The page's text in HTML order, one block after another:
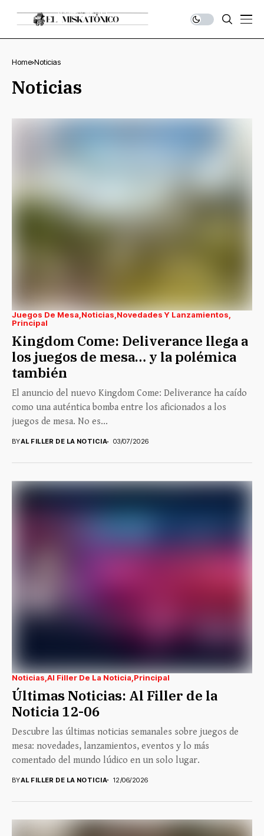
Home Noticias
Noticias
Juegos De Mesa Noticias Novedades Y Lanzamientos
Principal
Kingdom Come: Deliverance llega a
los juegos de mesa… y la polémica
también
El anuncio del nuevo Kingdom Come: Deliverance ha caído
como una auténtica bomba entre los aficionados a los
juegos de mesa. No es...
BYAL FILLER DE LA NOTICIA 03/07/2026
Noticias Al Filler De La Noticia Principal
Últimas Noticias: Al Filler de la
Noticia 12-06
Descubre las últimas noticias semanales sobre juegos de
mesa: novedades, lanzamientos, eventos y lo más
comentado del mundo lúdico en un solo lugar.
BYAL FILLER DE LA NOTICIA 12/06/2026